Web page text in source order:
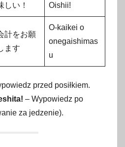
しい！ Oishii!
計をお願
ます
O-kaikei o
onegaishimas
u
przed posiłkiem.
– Wypowiedz po
za jedzenie).